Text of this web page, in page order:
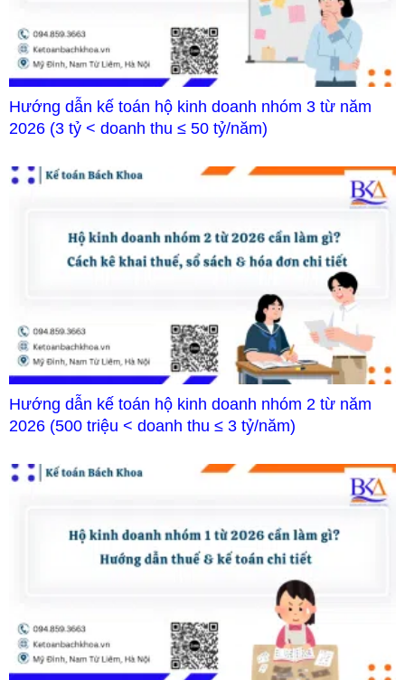
Hướng dẫn kế toán hộ kinh doanh nhóm 3 từ năm
2026 (3 tỷ < doanh thu ≤ 50 tỷ/năm)
Hướng dẫn kế toán hộ kinh doanh nhóm 2 từ năm
2026 (500 triệu < doanh thu ≤ 3 tỷ/năm)